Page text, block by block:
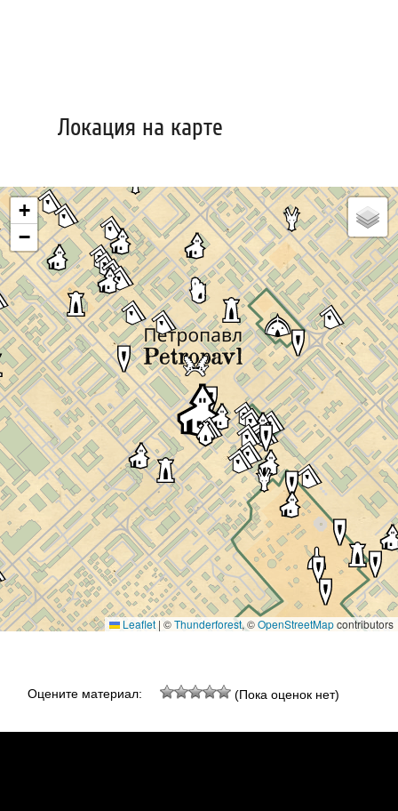
Локация на карте
+
−
Leaflet | ©Thunderforest, ©OpenStreetMapcontributors
Оцените материал: (Пока оценок нет)